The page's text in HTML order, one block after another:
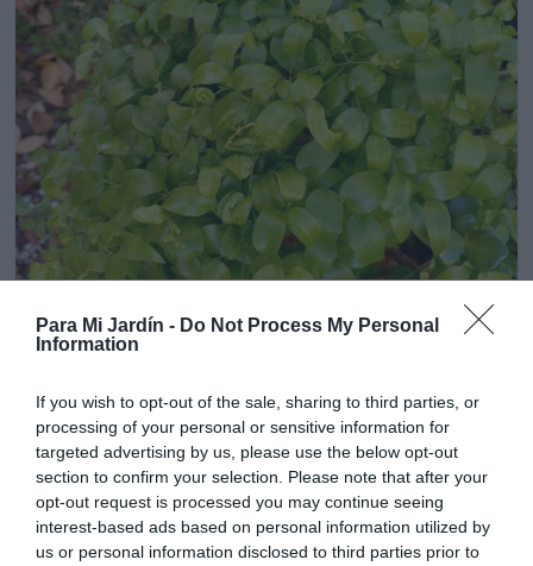
Para Mi Jardín - Do Not Process My Personal
Information
If you wish to opt-out of the sale, sharing to third parties, or
processing of your personal or sensitive information for
targeted advertising by us, please use the below opt-out
section to confirm your selection. Please note that after your
opt-out request is processed you may continue seeing
interest-based ads based on personal information utilized by
us or personal information disclosed to third parties prior to
Colgantes Trepadoras y enredaderas Vivaces
Esparraguera Africana-Alicatán-
17 diciembre, 2020 Marisol Huesca
0 comentarios
Dificultad muy baja
Planta herbácea de tallos largos y delgados, similares a
alambres. "Cladodios" similares a hojas, pequeños,
ovalados y puntiagudos, de color verde, brillantes. Florece